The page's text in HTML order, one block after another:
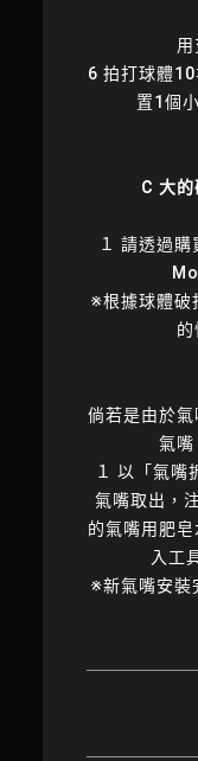
6 拍打球體
置1個
C 大的
１ 請透過
※根據球體破
的
倘若是由於
氣嘴
１ 以「氣嘴
氣嘴取出，
的氣嘴用肥
入工
※新氣嘴安裝